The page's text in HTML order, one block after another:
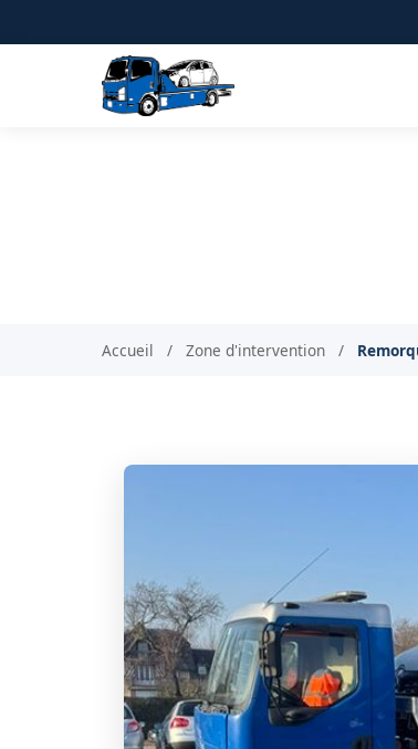
Accueil / Zone d'intervention /